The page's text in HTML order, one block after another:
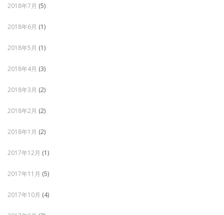
2018年7月 (5)
2018年6月 (1)
2018年5月 (1)
2018年4月 (3)
2018年3月 (2)
2018年2月 (2)
2018年1月 (2)
2017年12月 (1)
2017年11月 (5)
2017年10月 (4)